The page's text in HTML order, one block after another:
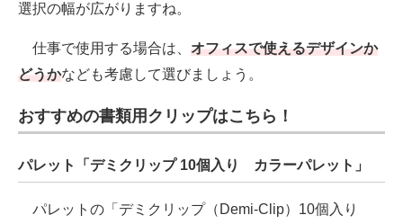
選択の幅が広がりますね。
仕事で使用する場合は、 オフィスで使えるデザインか
どうかなども考慮して選びましょう。
おすすめの書類用クリップはこちら！
パレット「デミクリップ 10個入り カラーパレット」
パレットの「デミクリップ（Demi-Clip）10個入り